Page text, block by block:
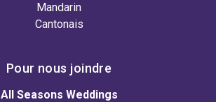
Mandarin
Cantonais
Pour nous joindre
All Seasons Weddings